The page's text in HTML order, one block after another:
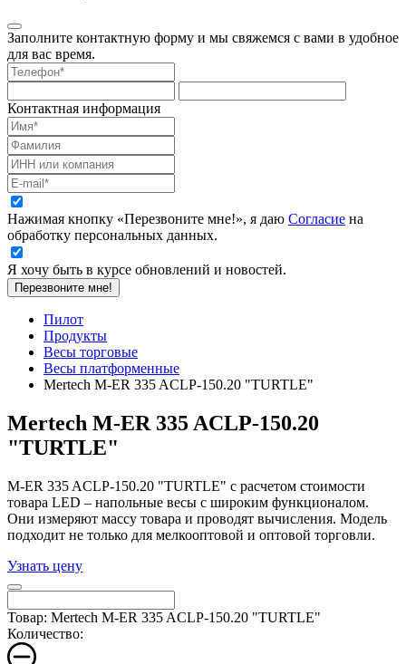
Заполните контактную форму и мы свяжемся с вами в удобное
для вас время.
Контактная информация
Нажимая кнопку «Перезвоните мне!», я даю Согласие на
обработку персональных данных.
Я хочу быть в курсе обновлений и новостей.
Перезвоните мне!
Пилот
Продукты
Весы торговые
Весы платформенные
Mertech M-ER 335 ACLP-150.20 "TURTLE"
Mertech M-ER 335 ACLP-150.20
"TURTLE"
M-ER 335 ACLP-150.20 "TURTLE" с расчетом стоимости
товара LED – напольные весы с широким функционалом.
Они измеряют массу товара и проводят вычисления. Модель
подходит не только для мелкооптовой и оптовой торговли.
Узнать цену
Товар: Mertech M-ER 335 ACLP-150.20 "TURTLE"
Количество: